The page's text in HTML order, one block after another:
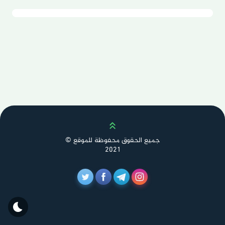
Scroll up
جميع الحقوق محفوظة للموقع ©
2021